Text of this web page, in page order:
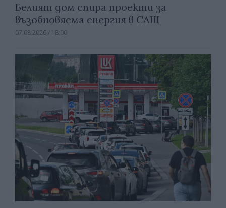
Белият дом спира проекти за
възобновяема енергия в САЩ
07.08.2026 / 18:00